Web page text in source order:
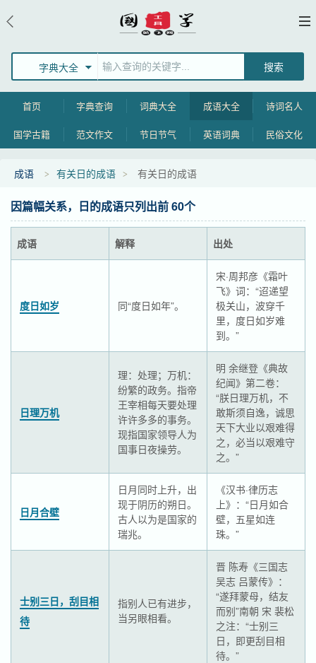
字典大全
首页 字典查询 词典大全 成语大全 诗词名人
国学古籍 范文作文 节日节气 英语词典 民俗文化
成语 有关日的成语 有关日的成语
因篇幅关系，日的成语只列出前 60个
成语 解释 出处
度日如岁 同“度日如年”。
宋·周邦彦《霜叶
飞》词：“迢递望
极关山，波穿千
里，度日如岁难
到。”
日理万机
理：处理；万机：
纷繁的政务。指帝
王宰相每天要处理
许许多多的事务。
现指国家领导人为
国事日夜操劳。
明 余继登《典故
纪闻》第二卷：
“朕日理万机，不
敢斯须自逸，诚思
天下大业以艰难得
之，必当以艰难守
之。”
日月合壁
日月同时上升，出
现于阴历的朔日。
古人以为是国家的
瑞兆。
《汉书·律历志
上》：“日月如合
壁，五星如连
珠。”
士别三日，刮目相
待
指别人已有进步，
当另眼相看。
晋 陈寿《三国志
吴志 吕蒙传》：
“遂拜蒙母，结友
而别”南朝 宋 裴松
之注：“士别三
日，即更刮目相
待。”